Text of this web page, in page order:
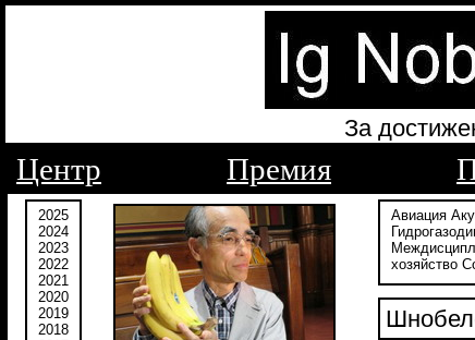
За
Центр Премия
2025
2024
2023
2022
2021
2020
2019
2018
Авиация
хозяйство